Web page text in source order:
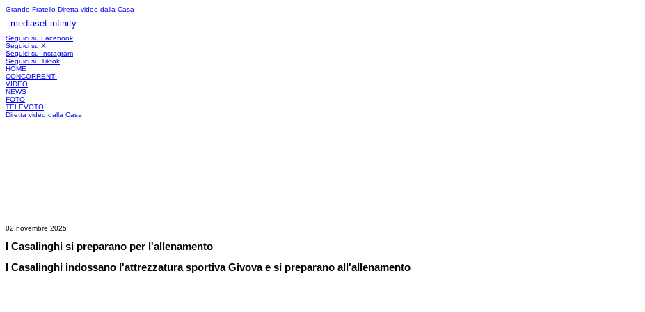
Grande Fratello Diretta video dalla Casa
mediaset infinity
Seguici su Facebook
Seguici su X
Seguici su Instagram
Seguici su Tiktok
HOME
CONCORRENTI
VIDEO
NEWS
FOTO
TELEVOTO
Diretta video dalla Casa
02 novembre 2025
I Casalinghi si preparano per l'allenamento
I Casalinghi indossano l'attrezzatura sportiva Givova e si preparano all'allenamento